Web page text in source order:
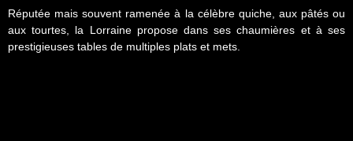
Boutique
Contact
Réputée mais souvent ramenée à la célèbre quiche, aux pâtés ou
aux tourtes, la Lorraine propose dans ses chaumières et à ses
prestigieuses tables de multiples plats et mets.